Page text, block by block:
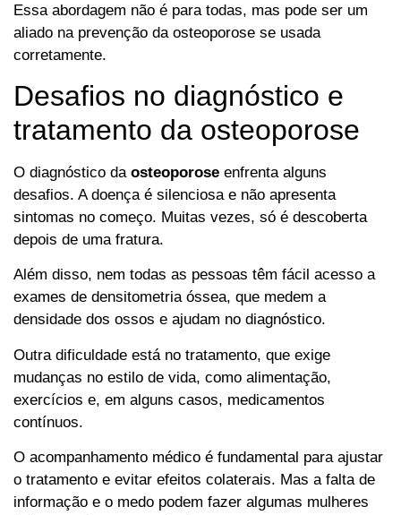
Essa abordagem não é para todas, mas pode ser um
aliado na prevenção da osteoporose se usada
corretamente.
Desafios no diagnóstico e
tratamento da osteoporose
O diagnóstico da osteoporose enfrenta alguns
desafios. A doença é silenciosa e não apresenta
sintomas no começo. Muitas vezes, só é descoberta
depois de uma fratura.
Além disso, nem todas as pessoas têm fácil acesso a
exames de densitometria óssea, que medem a
densidade dos ossos e ajudam no diagnóstico.
Outra dificuldade está no tratamento, que exige
mudanças no estilo de vida, como alimentação,
exercícios e, em alguns casos, medicamentos
contínuos.
O acompanhamento médico é fundamental para ajustar
o tratamento e evitar efeitos colaterais. Mas a falta de
informação e o medo podem fazer algumas mulheres